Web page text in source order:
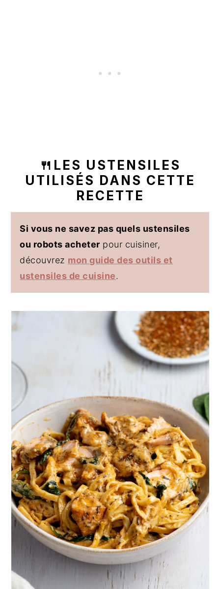
🍴LES USTENSILES
UTILISÉS DANS CETTE
RECETTE
Si vous ne savez pas quels ustensiles
ou robots acheter pour cuisiner,
découvrez mon guide des outils et
ustensiles de cuisine.